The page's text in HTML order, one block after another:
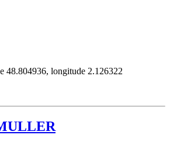
48.804936, longitude 2.126322